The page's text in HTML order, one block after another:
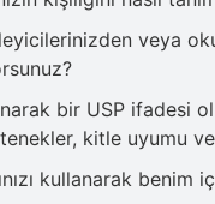
veya
bir USP ifadesi
kitle uyumu
kullanarak benim